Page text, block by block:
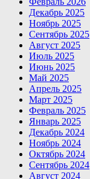
Декабрь 2025
Ноябрь 2025
Сентябрь 2025
Август 2025
Июль 2025
Июнь 2025
Май 2025
Апрель 2025
Март 2025
Февраль 2025
Январь 2025
Декабрь 2024
Ноябрь 2024
Октябрь 2024
Сентябрь 2024
Август 2024